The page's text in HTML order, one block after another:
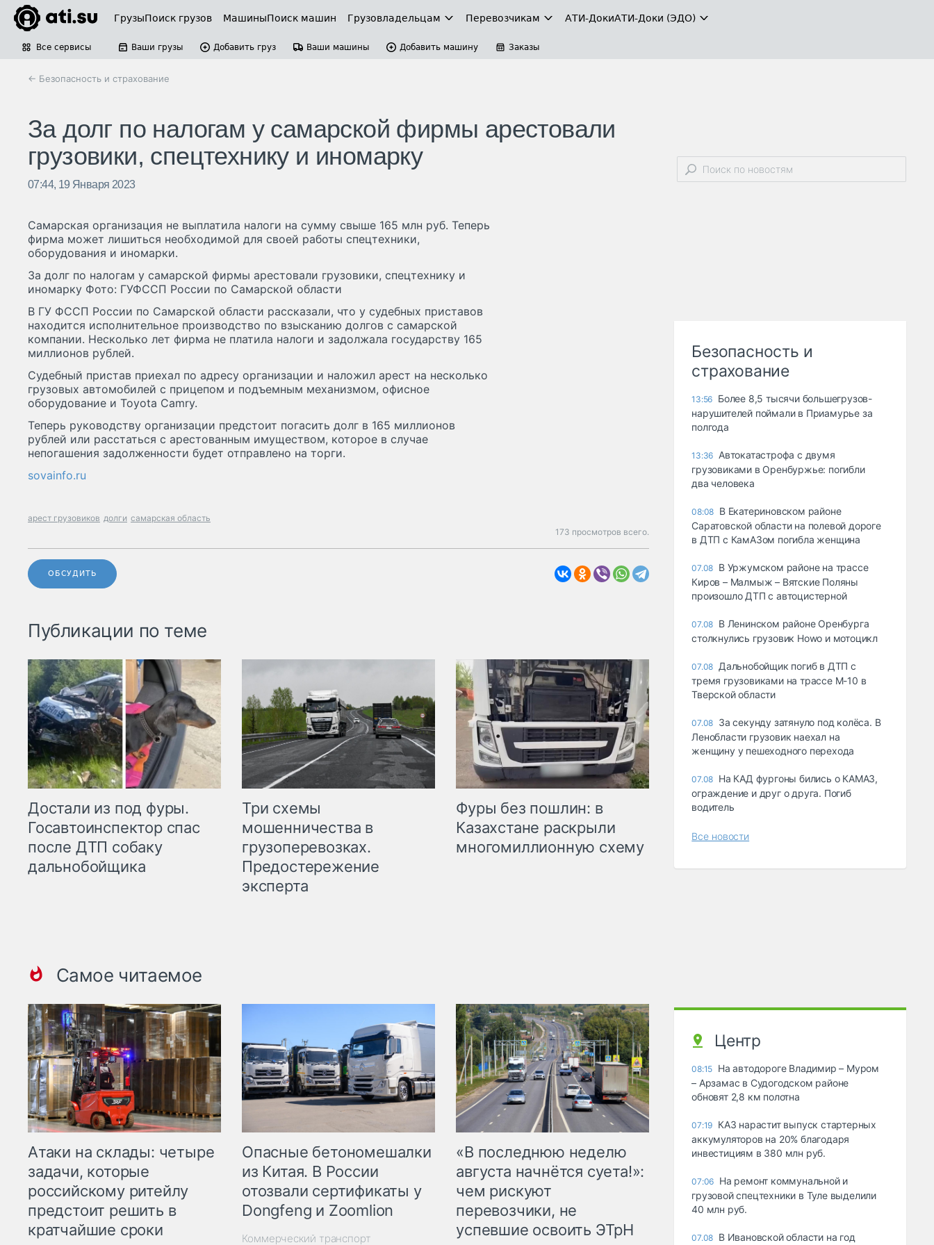
ГрузыПоиск грузов МашиныПоиск машин Грузовладельцам Перевозчикам АТИ-ДокиАТИ-Доки (ЭДО)
Все сервисы Ваши грузы Добавить груз Ваши машины Добавить машину Заказы
← Безопасность и страхование
За долг по налогам у самарской фирмы арестовали
грузовики, спецтехнику и иномарку
07:44, 19 Января 2023
Самарская организация не выплатила налоги на сумму свыше 165 млн руб. Теперь
фирма может лишиться необходимой для своей работы спецтехники,
оборудования и иномарки.
За долг по налогам у самарской фирмы арестовали грузовики, спецтехнику и
иномарку Фото: ГУФССП России по Самарской области
В ГУ ФССП России по Самарской области рассказали, что у судебных приставов
находится исполнительное производство по взысканию долгов с самарской
компании. Несколько лет фирма не платила налоги и задолжала государству 165
миллионов рублей.
Судебный пристав приехал по адресу организации и наложил арест на несколько
грузовых автомобилей с прицепом и подъемным механизмом, офисное
оборудование и Toyota Camry.
Теперь руководству организации предстоит погасить долг в 165 миллионов
рублей или расстаться с арестованным имуществом, которое в случае
непогашения задолженности будет отправлено на торги.
sovainfo.ru
арест грузовиков долги самарская область
173 просмотров всего.
ОБСУДИТЬ
Публикации по теме
Достали из под фуры.
Госавтоинспектор спас
после ДТП собаку
дальнобойщика
Три схемы
мошенничества в
грузоперевозках.
Предостережение
эксперта
Фуры без пошлин: в
Казахстане раскрыли
многомиллионную схему
Самое читаемое
Атаки на склады: четыре
задачи, которые
российскому ритейлу
предстоит решить в
кратчайшие сроки
Опасные бетономешалки
из Китая. В России
отозвали сертификаты у
Dongfeng и Zoomlion
Коммерческий транспорт
«В последнюю неделю
августа начнётся суета!»:
чем рискуют
перевозчики, не
успевшие освоить ЭТрН
Безопасность и
страхование
13:56 Более 8,5 тысячи большегрузов-
нарушителей поймали в Приамурье за
полгода
13:36 Автокатастрофа с двумя
грузовиками в Оренбуржье: погибли
два человека
08:08 В Екатериновском районе
Саратовской области на полевой дороге
в ДТП с КамАЗом погибла женщина
07.08 В Уржумском районе на трассе
Киров – Малмыж – Вятские Поляны
произошло ДТП с автоцистерной
07.08 В Ленинском районе Оренбурга
столкнулись грузовик Howo и мотоцикл
07.08 Дальнобойщик погиб в ДТП с
тремя грузовиками на трассе М-10 в
Тверской области
07.08 За секунду затянуло под колёса. В
Ленобласти грузовик наехал на
женщину у пешеходного перехода
07.08 На КАД фургоны бились о КАМАЗ,
ограждение и друг о друга. Погиб
водитель
Все новости
Центр
08:15 На автодороге Владимир – Муром
– Арзамас в Судогодском районе
обновят 2,8 км полотна
07:19 КАЗ нарастит выпуск стартерных
аккумуляторов на 20% благодаря
инвестициям в 380 млн руб.
07:06 На ремонт коммунальной и
грузовой спецтехники в Туле выделили
40 млн руб.
07.08 В Ивановской области на год